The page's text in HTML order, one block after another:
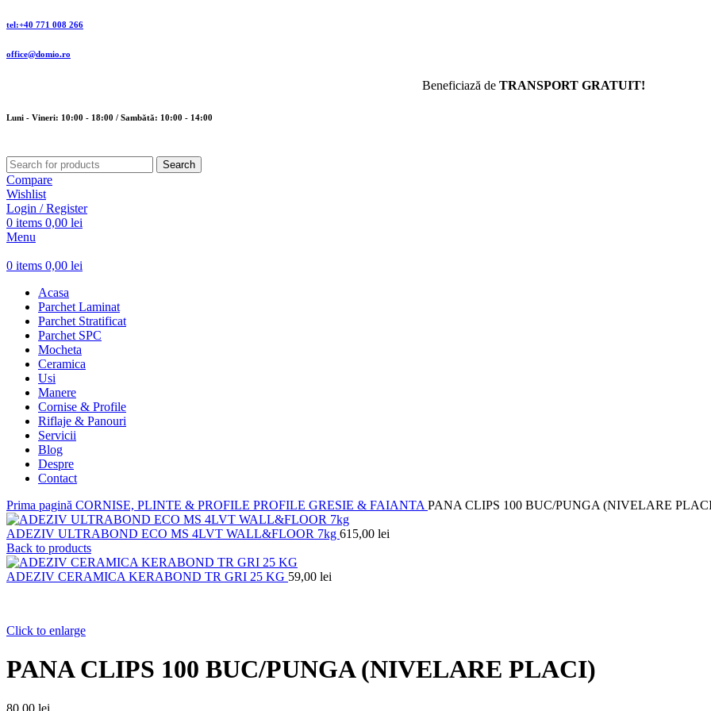
tel:+40 771 008 266
office@domio.ro
Beneficiază de TRANSPORT GRATUIT!
Luni - Vineri: 10:00 - 18:00 / Sambătă: 10:00 - 14:00
Search
Compare
Wishlist
Login / Register
0 items 0,00 lei
Menu
0 items 0,00 lei
Acasa
Parchet Laminat
Parchet Stratificat
Parchet SPC
Mocheta
Ceramica
Usi
Manere
Cornise & Profile
Riflaje & Panouri
Servicii
Blog
Despre
Contact
Prima pagină CORNISE, PLINTE & PROFILE PROFILE GRESIE & FAIANTA PANA CLIPS 100 BUC/PUNGA (NIVELARE
ADEZIV ULTRABOND ECO MS 4LVT WALL&FLOOR 7kg 615,00 lei
Back to products
ADEZIV CERAMICA KERABOND TR GRI 25 KG 59,00 lei
Click to enlarge
PANA CLIPS 100 BUC/PUNGA (NIVELARE PLACI)
80,00 lei